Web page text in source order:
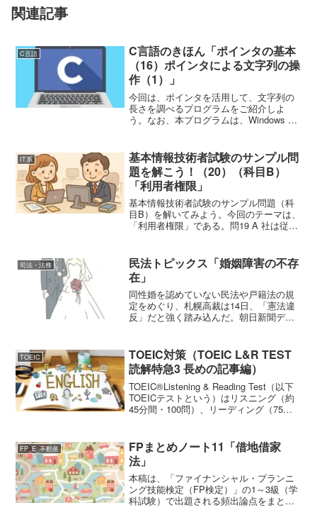
関連記事
C言語
C言語のきほん「ポインタの基本
（16）ポインタによる文字列の操
作（1）」
今回は、ポインタを活用して、文字列の
長さを調べるプログラムをご紹介しよ
う。なお、本プログラムは、Windows 11
し、gcc (Ubuntu ...
IT系
基本情報技術者試験のサンプル問
題を解こう！（20）（科目B）
「利用者権限」
基本情報技術者試験のサンプル問題（科
目B）を解いてみよう。今回のテーマは、
「利用者権限」である。問19 A 社は従業
販売を手掛けている。取扱商品の一つで
ある商品 ...
司法・法務
民法トピックス「婚姻障害の不存
在」
同性婚を認めていない民法や戸籍法の規
定をめぐり、札幌高裁は14日、「憲法違
反」だと強く踏み込んだ。朝日新聞デジ
流れとともに、見直される流れとなって
いる。ここ...
TOEIC
TOEIC対策（TOEIC L&R TEST
読解特急3 長めの記事編）
TOEIC®Listening & Reading Test（以下
TOEICテストという）はリスニング（約
45分間・100問）、リーディング（75分
である。なお、...
FP_E_不動産
FPまとめノート11「借地借家
法」
本稿は、「ファイナンシャル・プランニ
ング技能検定（FP検定）」の1～3級（学
科試験）で出題される頻出論点をまとめ